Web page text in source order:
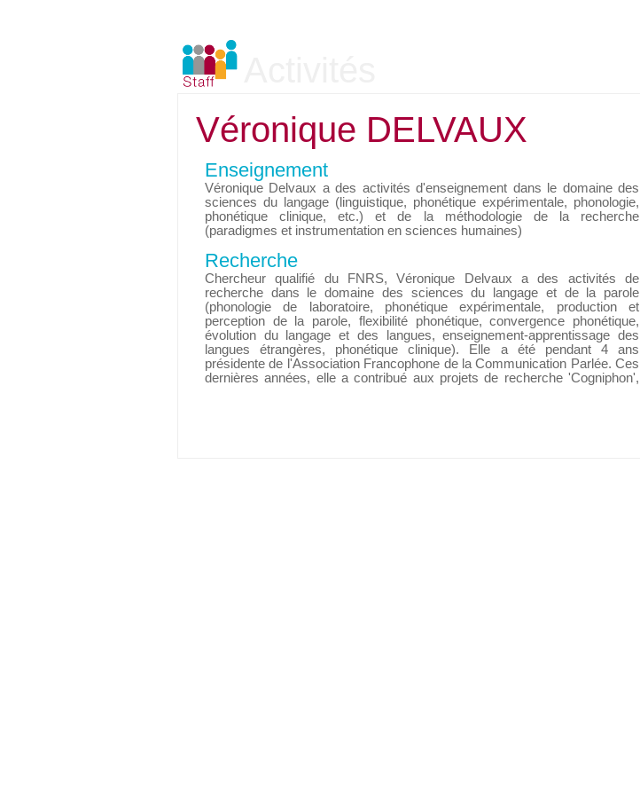
Véronique DELVAUX
Enseignement
Véronique Delvaux a des activités d'enseignement dans le domaine des
sciences du langage (linguistique, phonétique expérimentale, phonologie,
phonétique clinique, etc.) et de la méthodologie de la recherche
(paradigmes et instrumentation en sciences humaines)
Recherche
Chercheur qualifié du FNRS, Véronique Delvaux a des activités de
recherche dans le domaine des sciences du langage et de la parole
(phonologie de laboratoire, phonétique expérimentale, production et
perception de la parole, flexibilité phonétique, convergence phonétique,
évolution du langage et des langues, enseignement-apprentissage des
langues étrangères, phonétique clinique). Elle a été pendant 4 ans
présidente de l'Association Francophone de la Communication Parlée. Ces
dernières années, elle a contribué aux projets de recherche 'Cogniphon',